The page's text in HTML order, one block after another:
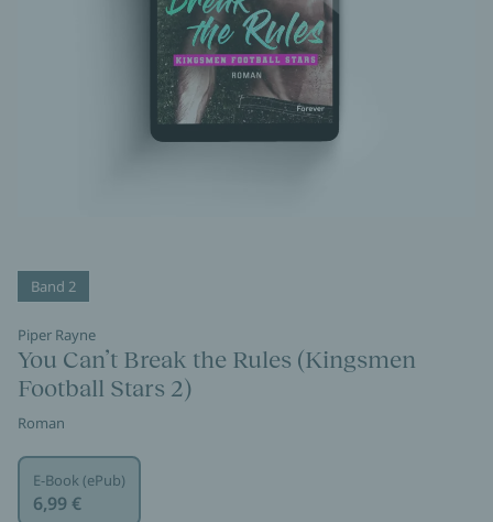
Band 2
Piper Rayne
You Can’t Break the Rules (Kingsmen
Football Stars 2)
Roman
E-Book (ePub)
6,99 €